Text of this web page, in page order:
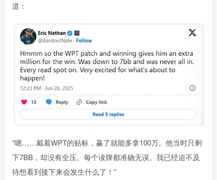
道：
“嗯……戴着WPT的贴标，赢了就能多拿100万。他当时只剩
下7BB，却没有全压。每个读牌都准确无误。我已经迫不及
待想看到接下来会发生什么了！”